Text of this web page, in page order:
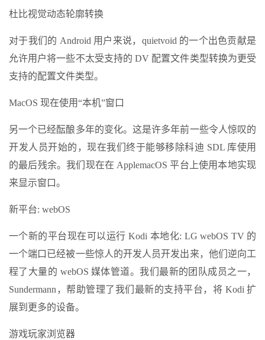
杜比视觉动态轮廓转换
对于我们的 Android 用户来说，quietvoid 的一个出色贡献是
允许用户将一些不太受支持的 DV 配置文件类型转换为更受
支持的配置文件类型。
MacOS 现在使用“本机”窗口
另一个已经酝酿多年的变化。这是许多年前一些令人惊叹的
开发人员开始的，现在我们终于能够移除科迪 SDL 库使用
的最后残余。我们现在在 ApplemacOS 平台上使用本地实现
来显示窗口。
新平台: webOS
一个新的平台现在可以运行 Kodi 本地化: LG webOS TV 的
一个端口已经被一些惊人的开发人员开发出来，他们逆向工
程了大量的 webOS 媒体管道。我们最新的团队成员之一，
Sundermann，帮助管理了我们最新的支持平台，将 Kodi 扩
展到更多的设备。
游戏玩家浏览器